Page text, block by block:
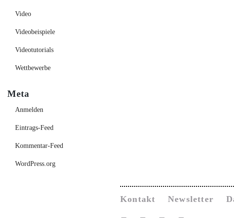
Video
Videobeispiele
Videotutorials
Wettbewerbe
Meta
Anmelden
Eintrags-Feed
Kommentar-Feed
WordPress.org
Kontakt Newsletter